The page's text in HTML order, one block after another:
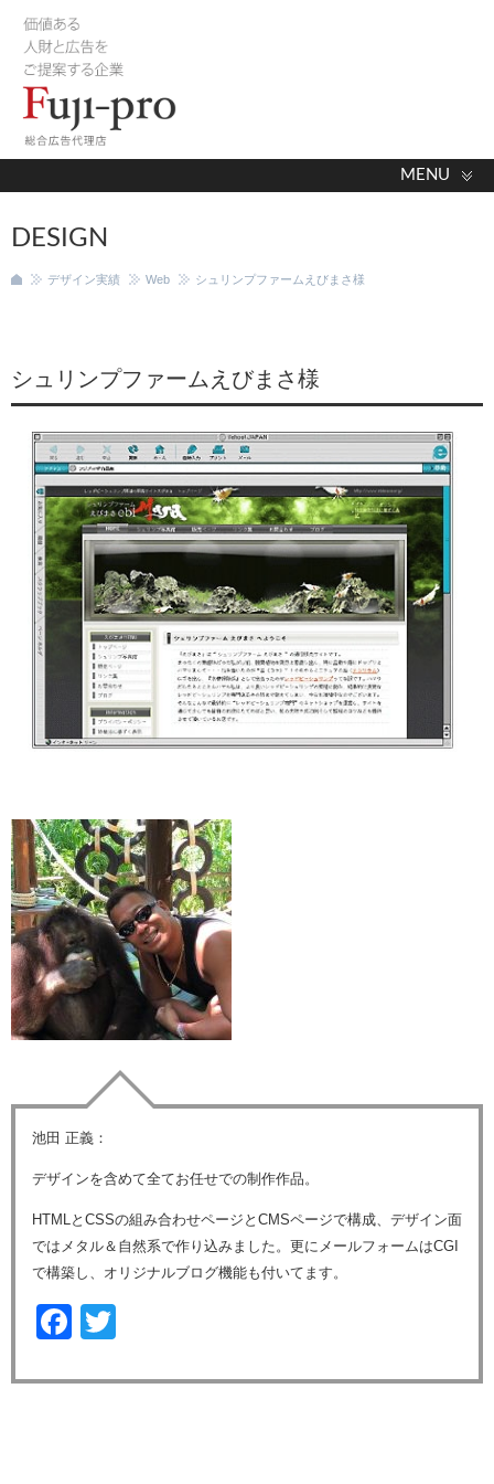
MENU
シュリンプファームえびまさ様
DESIGN
デザイン実績 Web シュリンプファームえびまさ様
池田 正義：
デザインを含めて全てお任せでの制作作品。
HTMLとCSSの組み合わせページとCMSページで構成、デザイン面
ではメタル＆自然系で作り込みました。更にメールフォームはCGI
で構築し、オリジナルブログ機能も付いてます。
Facebook